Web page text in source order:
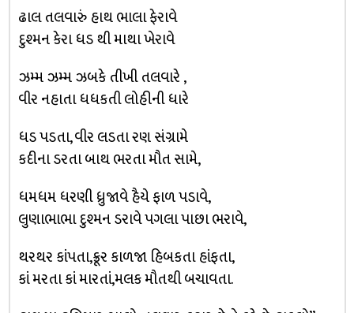
ઢાલ તલવારું હાથ ભાલા ફેરાવે
દુશ્મન કેરા ધડ થી માથા ખેરાવે
ઝમ્મ ઝમ્મ ઝબકે તીખી તલવારે ,
વીર નહાતા ધધકતી લોહીની ધારે
ધડ પડતા, વીર લડતા રણ સંગ્રામે
કદીના ડરતા બાથ ભરતા મૌત સામે,
ધમધમ ધરણી ધ્રુજાવે હૈયે ફાળ પડાવે,
લુણાભાભા દુશ્મન ડરાવે પગલા પાછા ભરાવે,
થરથર કાંપતા,ક્રૂર કાળજા હિબકતા હાંફતા,
કાં મરતા કાં મારતાં,મલક મૌતથી બચાવતા.